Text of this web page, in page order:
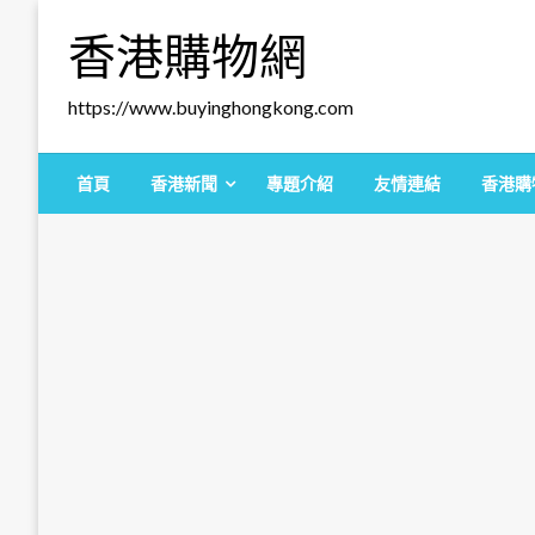
香港購物網
https://www.buyinghongkong.com
首頁 香港新聞 專題介紹 友情連結 香港